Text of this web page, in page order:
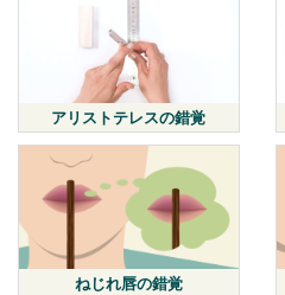
アリストテレスの錯覚
ねじれ唇の錯覚